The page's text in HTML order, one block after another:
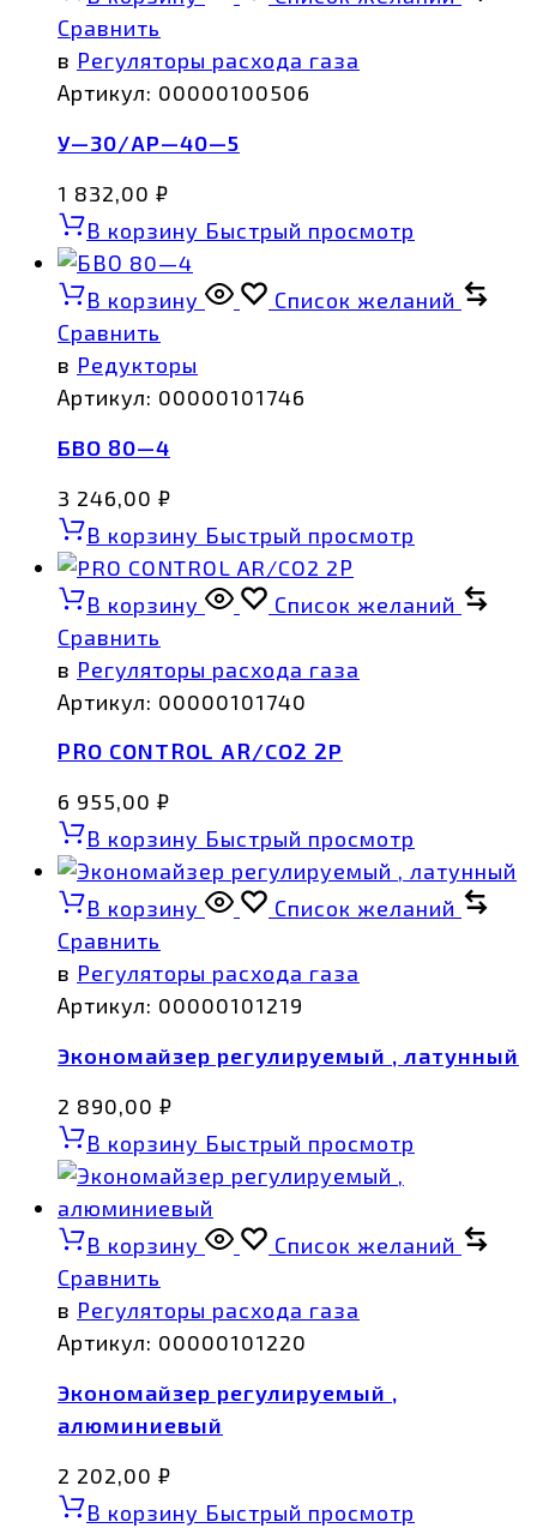
Сравнить
в Регуляторы расхода газа
Артикул: 00000100506
У—30/АР—40—5
1 832,00 ₽
В корзину Быстрый просмотр
В корзину
Список желаний
Сравнить
в Редукторы
Артикул: 00000101746
БВО 80—4
3 246,00 ₽
В корзину Быстрый просмотр
В корзину
Список желаний
Сравнить
в Регуляторы расхода газа
Артикул: 00000101740
PRO CONTROL AR/CO2 2Р
6 955,00 ₽
В корзину Быстрый просмотр
В корзину
Список желаний
Сравнить
в Регуляторы расхода газа
Артикул: 00000101219
Экономайзер регулируемый , латунный
2 890,00 ₽
В корзину Быстрый просмотр
В корзину
Список желаний
Сравнить
в Регуляторы расхода газа
Артикул: 00000101220
Экономайзер регулируемый ,
алюминиевый
2 202,00 ₽
В корзину Быстрый просмотр